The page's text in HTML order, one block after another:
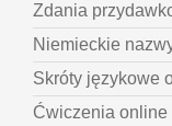
Zdania
Niemieckie
Skróty językowe
Ćwiczenia online